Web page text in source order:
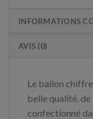
INFORMATIONS
AVIS (0)
Le ballon
belle qualité.
confectionné